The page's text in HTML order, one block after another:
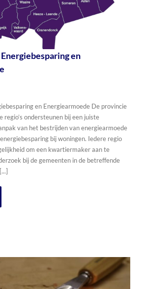
en
en Energiearmoede De provincie
regio’s ondersteunen bij een juiste
van het bestrijden van energiearmoede
bij woningen. Iedere regio
om een kwartiermaker aan te
bij de gemeenten in de betreffende